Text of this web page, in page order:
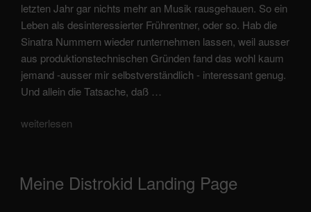
letzten Jahr gar nichts mehr an Musik rausgehauen. So ein
Leben als desinteressierter Frührentner, oder so. Hab die
Sinatra Nummern wieder runternehmen lassen, weil ausser
aus produktionstechnischen Gründen fand das wohl kaum
jemand -ausser mir selbstverständlich - interessant genug.
Und allein die Tatsache, daß …
„Long
–
weiterlesen
veröffentlicht
am
Meine Distrokid Landing Page